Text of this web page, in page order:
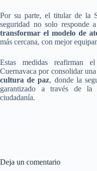
Por su parte, el titular de la
seguridad no solo responde
transformar el modelo de
más cercana, con mejor
Estas medidas reafirman
Cuernavaca por consolidar
cultura de paz, donde la
garantizado a través de la
ciudadanía.
Deja un comentario